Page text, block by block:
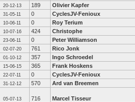
20-12-13 189 Olivier Kapfer
31-05-11 0 CyclesJV-Fenioux
10-06-11 0 Roy Terium
10-07-16 424 Christophe
23-06-11 0 Peter Williamson
02-07-20 761 Rico Jonk
01-10-12 357 Ingo Schroedel
15-06-15 365 Frank Hoskens
22-07-11 0 CyclesJV-Fenioux
31-12-12 570 Ard van Breemen
05-07-13 716 Marcel Tisseur